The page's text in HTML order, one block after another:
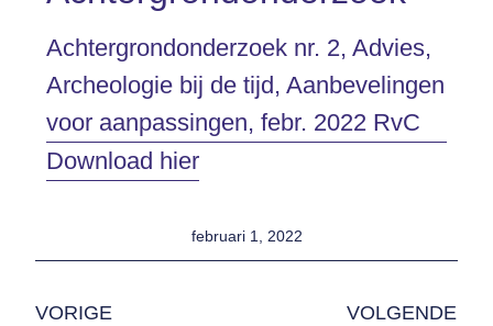
Achtergrondonderzoek nr. 2, Advies,
Archeologie bij de tijd, Aanbevelingen
voor aanpassingen, febr. 2022 RvC
Download hier
februari 1, 2022
VORIGE VOLGENDE